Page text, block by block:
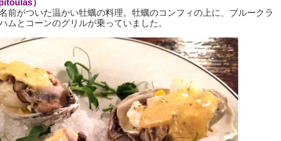
）
前がついた温かい牡蠣の料理。牡蠣のコンフィの上に、ブルークラ
ムとコーンのグリルが乗っていました。